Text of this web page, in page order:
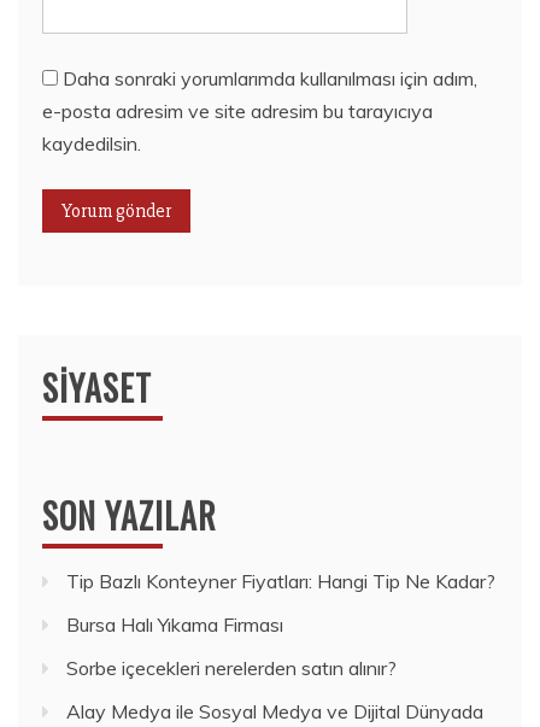
Daha sonraki yorumlarımda kullanılması için adım,
e-posta adresim ve site adresim bu tarayıcıya
kaydedilsin.
SIYASET
SON YAZILAR
Tip Bazlı Konteyner Fiyatları: Hangi Tip Ne Kadar?
Bursa Halı Yıkama Firması
Sorbe içecekleri nerelerden satın alınır?
Alay Medya ile Sosyal Medya ve Dijital Dünyada